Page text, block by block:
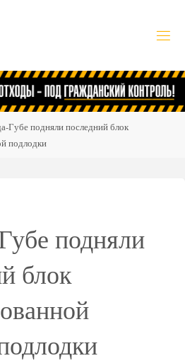
Губе подняли последний блок
подлодки
подняли
блок